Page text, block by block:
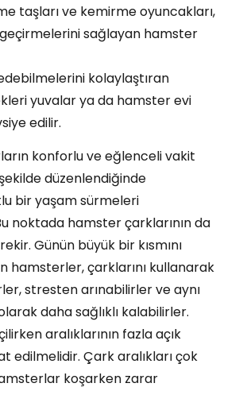
taşları ve kemirme oyuncakları,
sağlayan hamster
kolaylaştıran
yuvalar ya da hamster evi
edilir.
konforlu ve eğlenceli vakit
düzenlendiğinde
bir yaşam sürmeleri
noktada hamster çarklarının da
Günün büyük bir kısmını
hamsterler, çarklarını kullanarak
stresten arınabilirler ve aynı
daha sağlıklı kalabilirler.
aralıklarının fazla açık
edilmelidir. Çark aralıkları çok
koşarken zarar